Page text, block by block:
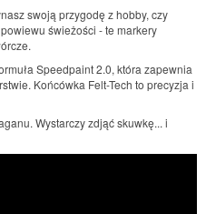
swoją przygodę z hobby, czy
świeżości - te markery
Speedpaint 2.0, która zapewnia
Końcówka Felt-Tech to precyzja i
Wystarczy zdjąć skuwkę... i